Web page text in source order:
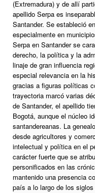
(Extremadura) y de allí
apellido Serpa es
Santander. Se estableció
especialmente en
Serpa en Santander se
derecho, la política y la
linaje de gran influencia
especial relevancia en la
gracias a figuras políticas
trayectoria marcó varias
de Santander, el apellido
Bogotá, aunque el núcleo
santandereanas. La
desde agricultores y
intelectual y política en el
carácter fuerte que se
personificados en las
mantenido una presencia
país a lo largo de los